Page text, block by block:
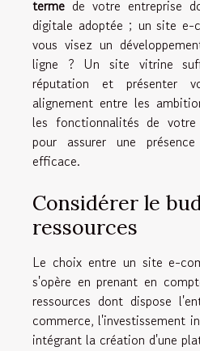
terme de votre entreprise
digitale adoptée ; un site e-
vous visez un
ligne ? Un site vitrine
réputation et présenter
alignement entre les
les fonctionnalités de
pour assurer une
efficace.
Considérer le
ressources
Le choix entre un site e-
s'opère en prenant en
ressources dont dispose
commerce, l'investissement
intégrant la création d'une